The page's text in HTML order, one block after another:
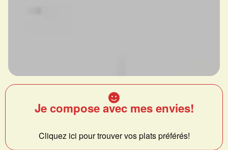
Je compose avec mes envies!
Cliquez ici pour trouver vos plats préférés!